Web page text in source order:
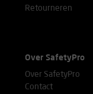
Retourneren
Over SafetyPro
Over SafetyPro
Contact